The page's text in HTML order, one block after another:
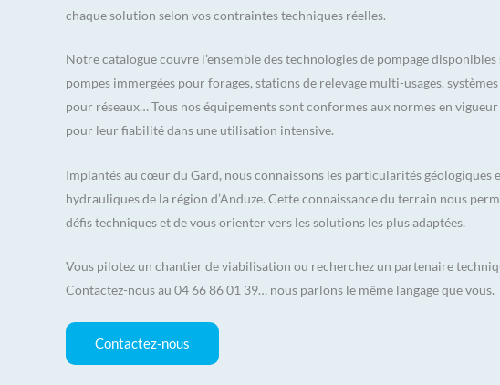
chaque solution selon vos contraintes techniques réelles.
Notre catalogue couvre l’ensemble des technologies de pompage
pompes immergées pour forages, stations de relevage multi-usages,
pour réseaux… Tous nos équipements sont conformes aux normes en
pour leur fiabilité dans une utilisation intensive.
Implantés au cœur du Gard, nous connaissons les particularités géologiques
hydrauliques de la région d’Anduze. Cette connaissance du terrain nous
défis techniques et de vous orienter vers les solutions les plus adaptées.
Vous pilotez un chantier de viabilisation ou recherchez un partenaire
Contactez-nous au 04 66 86 01 39… nous parlons le même langage que vous.
Contactez-nous